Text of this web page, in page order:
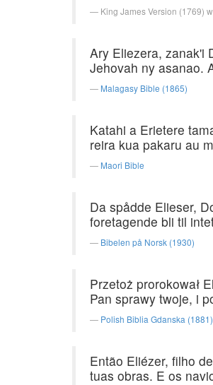
King James Version (1769)
Ary Eliezera, zanak'i
Jehovah ny asanao.
Malagasy Bible (1865)
Katahi a Erietere
reira kua pakaru au
Maori Bible
Da spådde Elieser,
foretagende bli til
Bibelen på Norsk (1930)
Przetoż prorokował
Pan sprawy twoje, i
Polish Biblia Gdanska (1881)
Então Eliézer, filho
tuas obras. E os